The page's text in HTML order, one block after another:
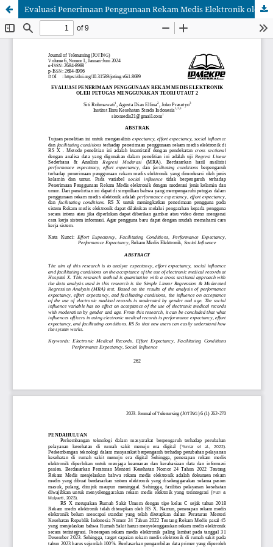
Evaluasi Penerimaan Penggunaan Rekam Medis Elektronik oleh Petugas Menggunakan Teori UTAUT 2